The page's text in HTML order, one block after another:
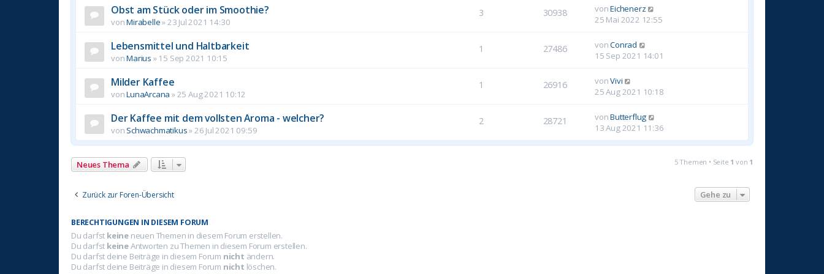
Obst am Stück oder im Smoothie?
vonMirabelle»23 Jul 2021 14:30
3 30938 vonEichenerz
25 Mai 2022 12:55
Lebensmittel und Haltbarkeit
vonMarius » 15 Sep 2021 10:15
1 27486 vonConrad
15 Sep 2021 14:01
Milder Kaffee
vonLunaArcana »25 Aug 2021 10:12
1 26916 vonVivi
25 Aug 2021 10:18
Der Kaffee mit dem vollsten Aroma - welcher?
von Schwachmatikus»26 Jul 2021 09:59
2 28721 vonButterflug
13 Aug 2021 11:36
Neues Thema 5 Themen • Seite 1 von 1
Zurück zur Foren-Übersicht Gehe zu
BERECHTIGUNGEN IN DIESEM FORUM
Du darfst keine neuen Themen in diesem Forum erstellen.
Du darfst keineAntworten zu Themen in diesem Forum erstellen.
Du darfst deine Beiträge in diesem Forum nicht ändern.
Du darfst deine Beiträge in diesem Forum nicht löschen.